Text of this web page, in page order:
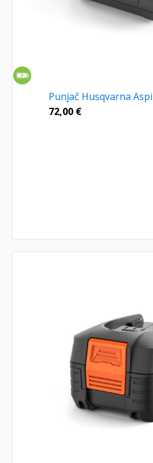
Punjač Husqvarna
72,00 €